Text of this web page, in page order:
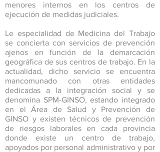
menores internos en los centros de
ejecución de medidas judiciales.
Le especialidad de Medicina del Trabajo
se concierta con servicios de prevención
ajenos en función de la demarcación
geográfica de sus centros de trabajo. En la
actualidad, dicho servicio se encuentra
mancomunado con otras entidades
dedicadas a la integración social y se
denomina SPM-GINSO, estando integrado
en el Área de Salud y Prevención de
GINSO y existen técnicos de prevención
de riesgos laborales en cada provincia
donde existe un centro de trabajo,
apoyados por personal administrativo y por